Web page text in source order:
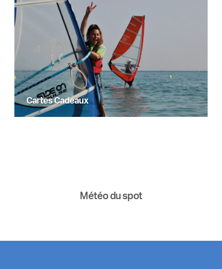
Cartes Cadeaux
Météo du spot